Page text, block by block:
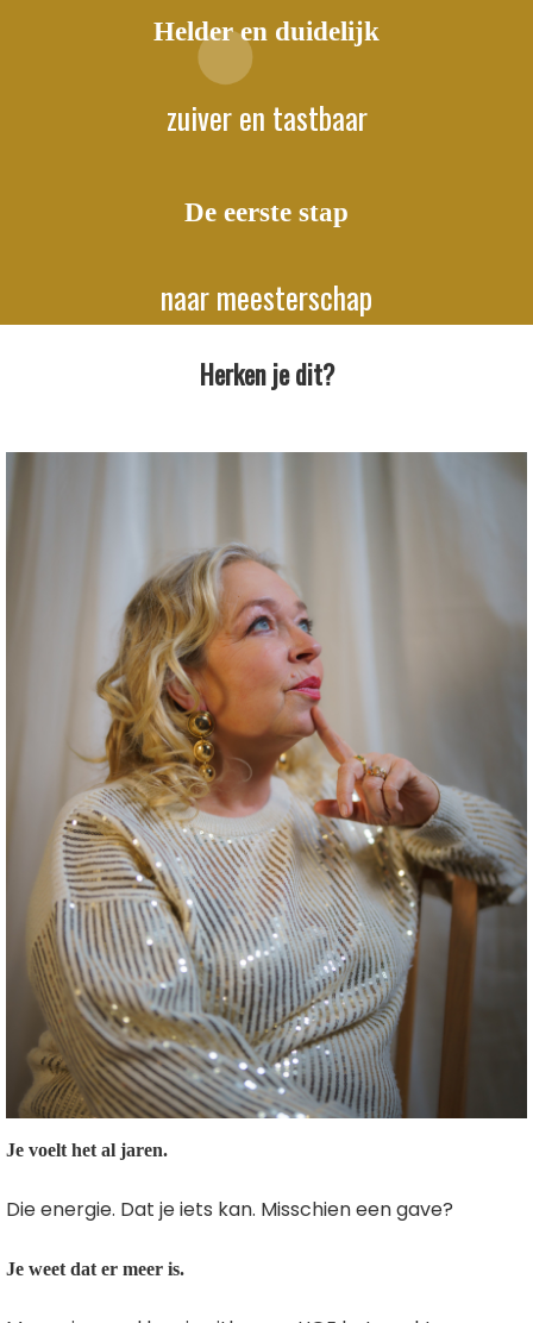
Helder en duidelijk
zuiver en tastbaar
De eerste stap
naar meesterschap
Herken je dit?
Je voelt het al jaren.
Die energie. Dat je iets kan. Misschien een gave?
Je weet dat er meer is.